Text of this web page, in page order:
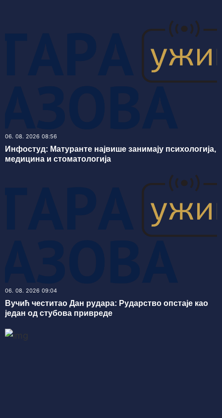
06. 08. 2026 08:56
Инфостуд: Матуранте највише занимају психологија,
медицина и стоматологија
06. 08. 2026 09:04
Вучић честитао Дан рудара: Рударство опстаје као
један од стубова привреде